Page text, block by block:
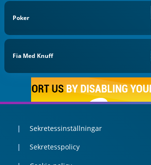
Poker
Fia Med Knuff
Sekretessinställningar
Sekretesspolicy